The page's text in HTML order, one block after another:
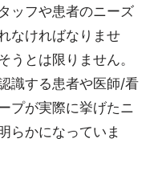
ッフや患者のニーズ
なければなりませ
うとは限りません。
識する患者や医師/看
プが実際に挙げたニ
らかになっていま